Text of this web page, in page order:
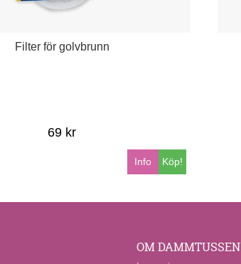
Filter för golvbrunn
69 kr
Köp!
Info
OM DAMMTUSSEN